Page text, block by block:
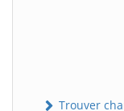
Trouver